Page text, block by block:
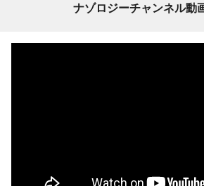
ナゾロジーチャンネル動